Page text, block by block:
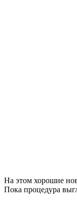
На этом хорошие
Пока процедура